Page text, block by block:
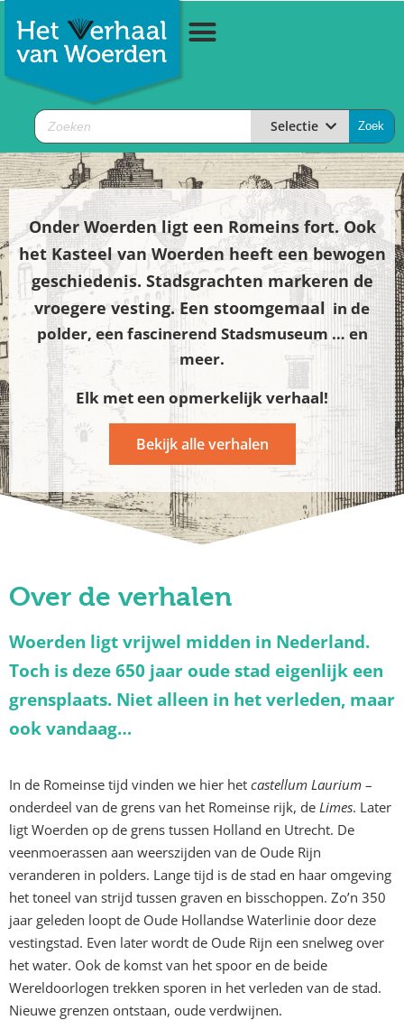
Selectie
Onder Woerden ligt een Romeins fort. Ook
het Kasteel van Woerden heeft een bewogen
geschiedenis. Stadsgrachten markeren de
vroegere vesting. Een stoomgemaal in de
polder, een fascinerend Stadsmuseum … en
meer.
Elk met een opmerkelijk verhaal!
Bekijk alle verhalen
Over de verhalen
Woerden ligt vrijwel midden in Nederland.
Toch is deze 650 jaar oude stad eigenlijk een
grensplaats. Niet alleen in het verleden, maar
ook vandaag…
In de Romeinse tijd vinden we hier het castellum Laurium –
onderdeel van de grens van het Romeinse rijk, de Limes. Later
ligt Woerden op de grens tussen Holland en Utrecht. De
veenmoerassen aan weerszijden van de Oude Rijn
veranderen in polders. Lange tijd is de stad en haar omgeving
het toneel van strijd tussen graven en bisschoppen. Zo’n 350
jaar geleden loopt de Oude Hollandse Waterlinie door deze
vestingstad. Even later wordt de Oude Rijn een snelweg over
het water. Ook de komst van het spoor en de beide
Wereldoorlogen trekken sporen in het verleden van de stad.
Nieuwe grenzen ontstaan, oude verdwijnen.